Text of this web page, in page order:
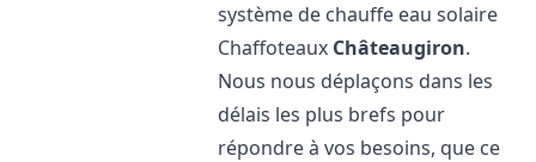
système de chauffe eau solaire
Chaffoteaux Châteaugiron.
Nous nous déplaçons dans les
délais les plus brefs pour
répondre à vos besoins, que ce